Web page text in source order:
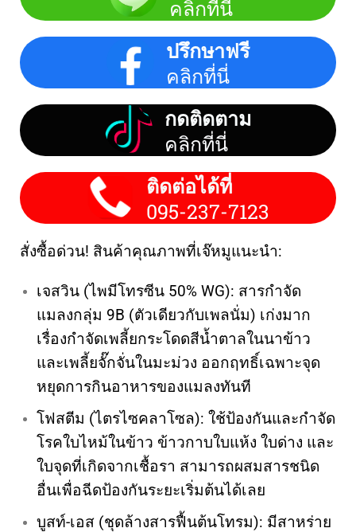
คลิกที่นี่
ปรึกษาฟรี
คลิกที่นี่
กดติดตาม
คลิกที่นี่
ติดต่อได้ที่
095-237-7123
สั่งซื้อด่วน! สินค้าคุณภาพที่เจ๊หมูแนะนำ:
เจสวิน (ไพมีโทรซีน 50% WG): สารกำจัด
แมลงกลุ่ม 9B (ตัวเดียวกับเพลนั่ม) เก่งมาก
เรื่องกำจัดเพลี้ยกระโดดสีน้ำตาลในนาข้าว
และเพลี้ยจั๊กจั่นในมะม่วง ออกฤทธิ์เฉพาะจุด
หยุดการกินอาหารของแมลงทันที
โฟสตีม (ไตรไซคลาโซล): ใช้ป้องกันและกำจัด
โรคใบไหม้ในข้าว ข้าวกาบใบแห้ง ใบด่าง และ
ใบจุดที่เกิดจากเชื้อรา สามารถผสมสารชนิด
อื่นเพื่อฉีดป้องกันระยะเริ่มต้นได้เลย
บูสท์-เอส (ชุดล้างสารฟื้นต้นโทรม): มีสาหร่าย